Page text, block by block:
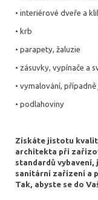
• interiérové dveře a
• krb
• parapety, žaluzie
• zásuvky, vypínače a
• vymalování,
• podlahoviny
Získáte jistotu
architekta při
standardů vybavení,
sanitární zařízení a
Tak, abyste se do